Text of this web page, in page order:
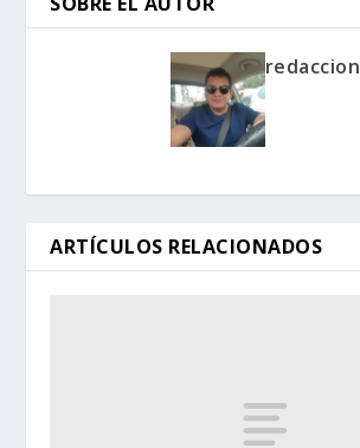
redaccion
ARTÍCULOS RELACIONADOS